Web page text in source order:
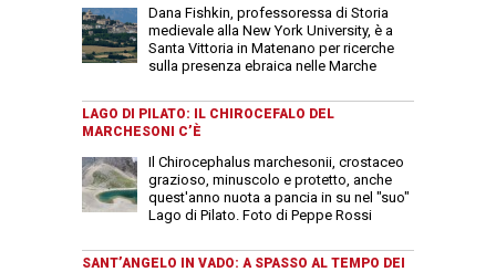
Dana Fishkin, professoressa di Storia
medievale alla New York University, è a
Santa Vittoria in Matenano per ricerche
sulla presenza ebraica nelle Marche
LAGO DI PILATO: IL CHIROCEFALO DEL
MARCHESONI C’È
Il Chirocephalus marchesonii, crostaceo
grazioso, minuscolo e protetto, anche
quest'anno nuota a pancia in su nel "suo"
Lago di Pilato. Foto di Peppe Rossi
SANT’ANGELO IN VADO: A SPASSO AL TEMPO DEI